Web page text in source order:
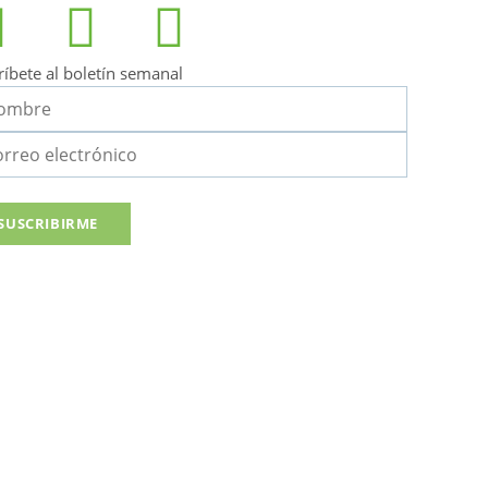
al boletín semanal